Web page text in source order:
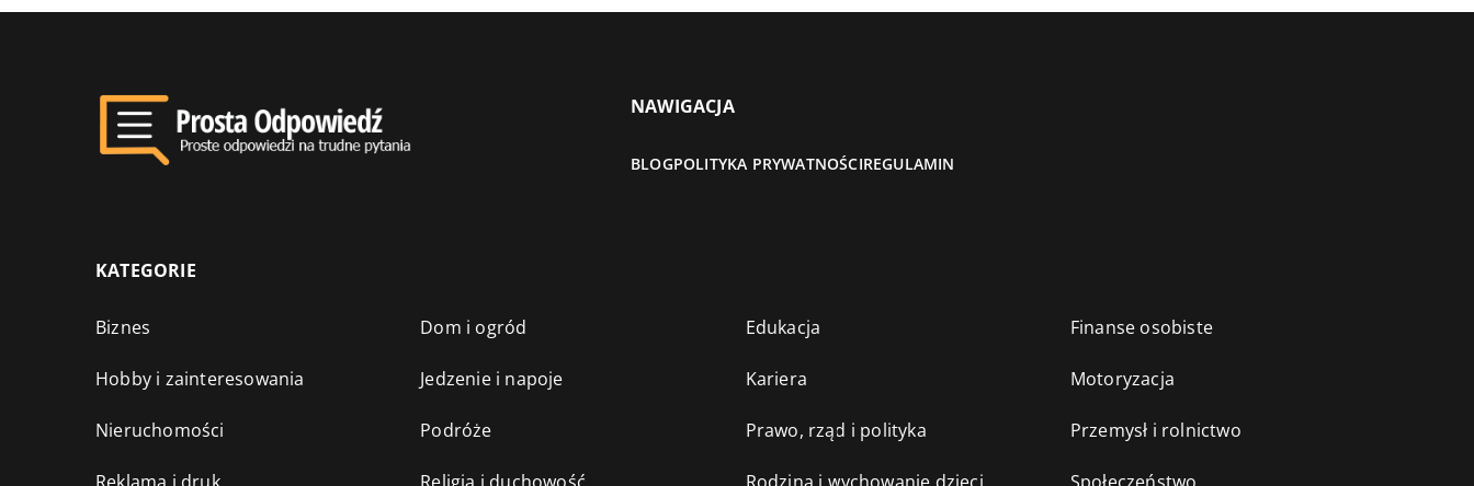
NAWIGACJA
BLOGPOLITYKA PRYWATNOŚCIREGULAMIN
KATEGORIE
Biznes Dom i ogród Edukacja Finanse osobiste
Hobby i zainteresowania Jedzenie i napoje Kariera Motoryzacja
Nieruchomości Podróże Prawo, rząd i polityka Przemysł i rolnictwo